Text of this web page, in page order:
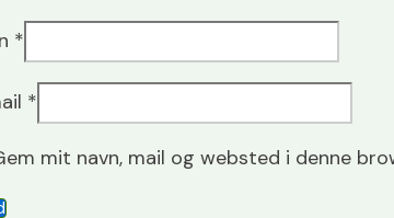
*
*
mit navn, mail og websted i denne